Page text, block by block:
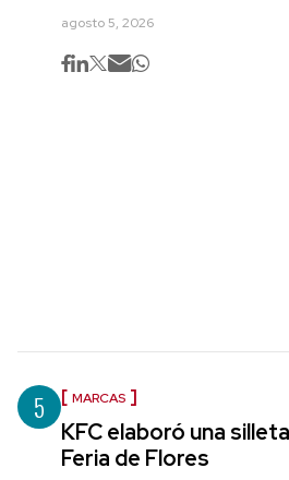
agosto 5, 2026
5 MARCAS
KFC elaboró una
Feria de Flores